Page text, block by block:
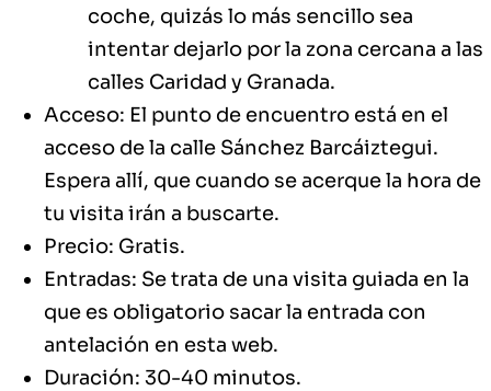
coche, quizás lo más sencillo sea
intentar dejarlo por la zona cercana a las
calles Caridad y Granada.
Acceso: El punto de encuentro está en el
acceso de la calle Sánchez Barcáiztegui.
Espera allí, que cuando se acerque la hora de
tu visita irán a buscarte.
Precio: Gratis.
Entradas: Se trata de una visita guiada en la
que es obligatorio sacar la entrada con
antelación en esta web.
Duración: 30-40 minutos.